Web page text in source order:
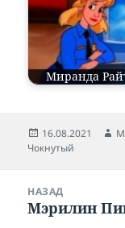
Миранда
Опубликовано
16.08.2021
Чокнутый
записям
НАЗАД
Предыдущая
Мэрилин